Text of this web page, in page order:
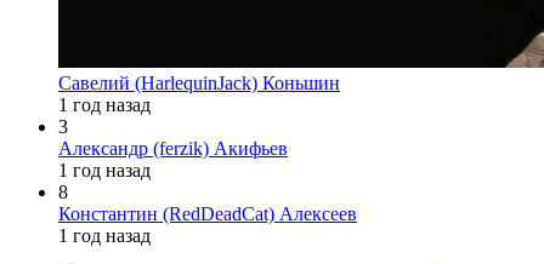
Савелий (HarlequinJack) Коньшин
1 год назад
3
Александр (ferzik) Акифьев
1 год назад
8
Константин (RedDeadCat) Алексеев
1 год назад